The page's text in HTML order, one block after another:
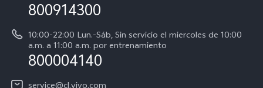
Servicio de Agendamiento
Instrucciones de la garantía de vivo
Centro de privacidad de vivo
800914300
10:00-22:00 Lun.-Sáb, Sin servicio el miercoles de 10:00
a.m. a 11:00 a.m. por entrenamiento
800004140
service@cl.vivo.com